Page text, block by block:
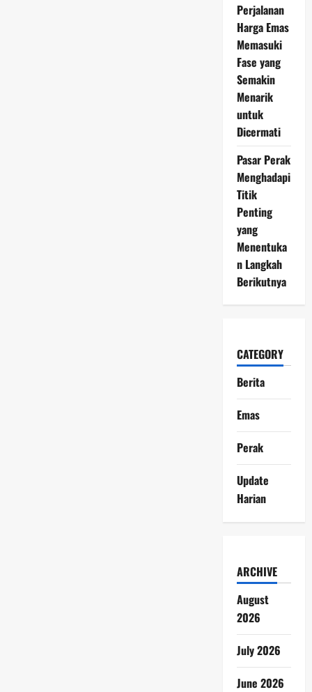
Perjalanan
Harga Emas
Memasuki
Fase yang
Semakin
Menarik
untuk
Dicermati
Pasar Perak
Menghadapi
Titik
Penting
yang
Menentuka
n Langkah
Berikutnya
CATEGORY
Berita
Emas
Perak
Update
Harian
ARCHIVE
August
2026
July 2026
June 2026